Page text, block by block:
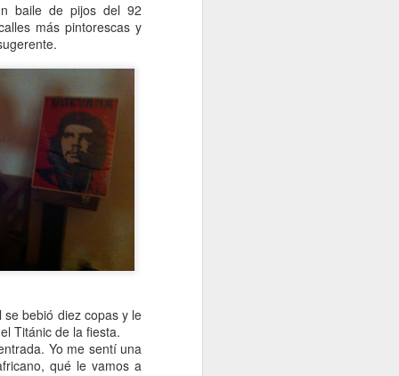
baile de pijos del 92
más pintorescas y
bebió diez copas y le
Titánic de la fiesta.
Yo me sentí una
qué le vamos a